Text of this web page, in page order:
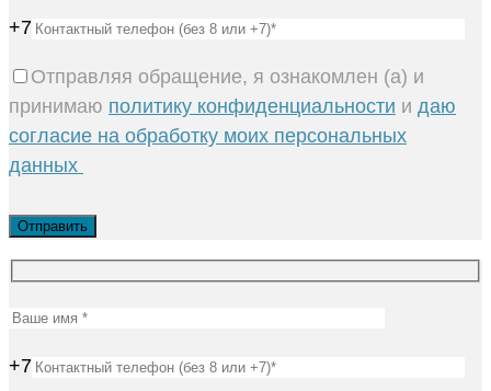
+7
Отправляя обращение, я ознакомлен (а) и
принимаю политику конфиденциальности и даю
согласие на обработку моих персональных
данных
+7